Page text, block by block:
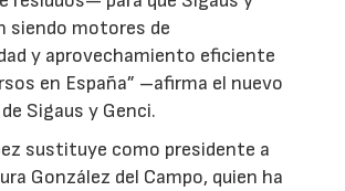
siendo motores de
y aprovechamiento eficiente
en España” –afirma el nuevo
Sigaus y Genci.
sustituye como presidente a
González del Campo, quien ha